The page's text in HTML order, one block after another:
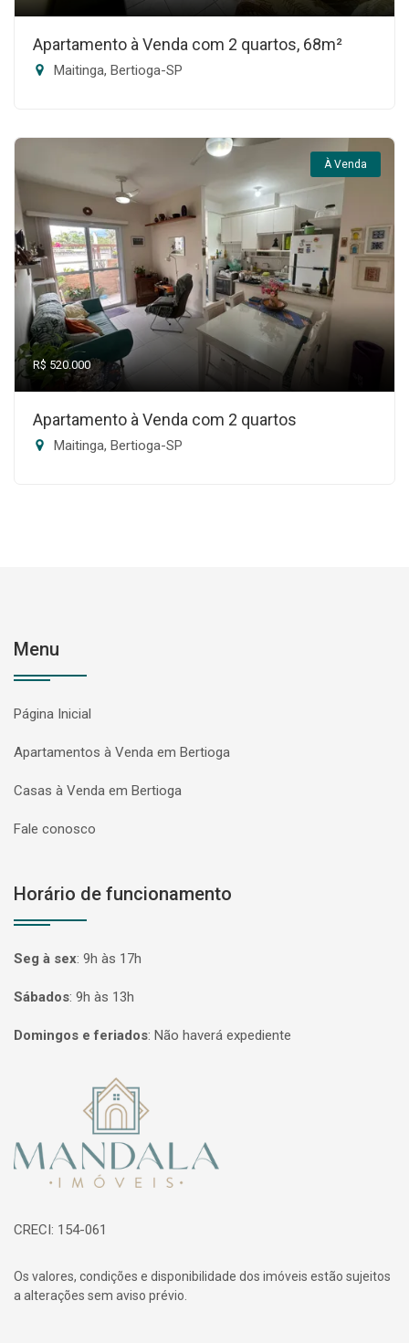
Apartamento à Venda com 2 quartos, 68m²
Maitinga, Bertioga-SP
À Venda
R$ 520.000
Apartamento à Venda com 2 quartos
Maitinga, Bertioga-SP
Menu
Página Inicial
Apartamentos à Venda em Bertioga
Casas à Venda em Bertioga
Fale conosco
Horário de funcionamento
Seg à sex: 9h às 17h
Sábados: 9h às 13h
Domingos e feriados: Não haverá expediente
Página inicial
CRECI: 154-061
Os valores, condições e disponibilidade dos imóveis estão sujeitos
a alterações sem aviso prévio.